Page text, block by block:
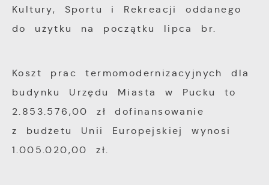
Kultury, Sportu i Rekreacji oddanego
do użytku na początku lipca br.
Koszt prac termomodernizacyjnych dla
budynku Urzędu Miasta w Pucku to
2.853.576,00 zł dofinansowanie
z budżetu Unii Europejskiej wynosi
1.005.020,00 zł.